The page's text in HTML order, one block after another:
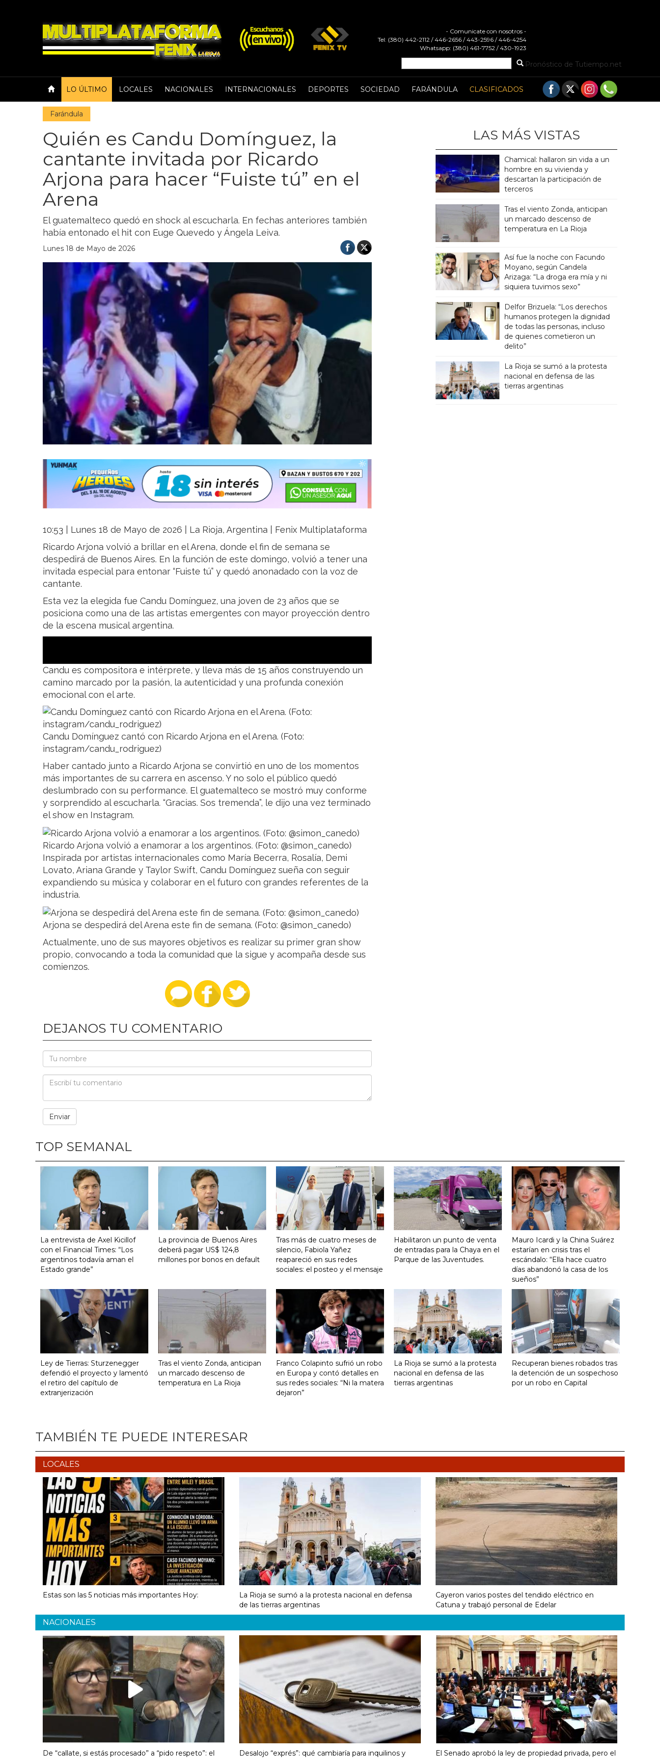
- Comunicate con nosotros -
Tel: (380) 442-2112 / 446-2656 / 443-2596 / 446-4254
Whatsapp: (380) 461-7752 / 430-1923
Pronóstico de Tutiempo.net
LO ÚLTIMO LOCALES NACIONALES INTERNACIONALES DEPORTES SOCIEDAD FARÁNDULA CLASIFICADOS
Farándula
Quién es Candu Domínguez, la
cantante invitada por Ricardo
Arjona para hacer “Fuiste tú” en el
Arena
El guatemalteco quedó en shock al escucharla. En fechas anteriores también
había entonado el hit con Euge Quevedo y Ángela Leiva.
Lunes 18 de Mayo de 2026
10:53 | Lunes 18 de Mayo de 2026 | La Rioja, Argentina | Fenix Multiplataforma
Ricardo Arjona volvió a brillar en el Arena, donde el fin de semana se
despedirá de Buenos Aires. En la función de este domingo, volvió a tener una
invitada especial para entonar “Fuiste tú” y quedó anonadado con la voz de
cantante.
Esta vez la elegida fue Candu Domínguez, una joven de 23 años que se
posiciona como una de las artistas emergentes con mayor proyección dentro
de la escena musical argentina.
Candu es compositora e intérprete, y lleva más de 15 años construyendo un
camino marcado por la pasión, la autenticidad y una profunda conexión
emocional con el arte.
Candu Domínguez cantó con Ricardo Arjona en el Arena. (Foto:
instagram/candu_rodriguez)
Haber cantado junto a Ricardo Arjona se convirtió en uno de los momentos
más importantes de su carrera en ascenso. Y no solo el público quedó
deslumbrado con su performance. El guatemalteco se mostró muy conforme
y sorprendido al escucharla. “Gracias. Sos tremenda”, le dijo una vez terminado
el show en Instagram.
Ricardo Arjona volvió a enamorar a los argentinos. (Foto: @simon_canedo)
Inspirada por artistas internacionales como María Becerra, Rosalía, Demi
Lovato, Ariana Grande y Taylor Swift, Candu Domínguez sueña con seguir
expandiendo su música y colaborar en el futuro con grandes referentes de la
industria.
Arjona se despedirá del Arena este fin de semana. (Foto: @simon_canedo)
Actualmente, uno de sus mayores objetivos es realizar su primer gran show
propio, convocando a toda la comunidad que la sigue y acompaña desde sus
comienzos.
DEJANOS TU COMENTARIO
LAS MÁS VISTAS
Chamical: hallaron sin vida a un
hombre en su vivienda y
descartan la participación de
terceros
Tras el viento Zonda, anticipan
un marcado descenso de
temperatura en La Rioja
Así fue la noche con Facundo
Moyano, según Candela
Arizaga: “La droga era mía y ni
siquiera tuvimos sexo”
Delfor Brizuela: “Los derechos
humanos protegen la dignidad
de todas las personas, incluso
de quienes cometieron un
delito”
La Rioja se sumó a la protesta
nacional en defensa de las
tierras argentinas
TOP SEMANAL
La entrevista de Axel Kicillof
con el Financial Times: “Los
argentinos todavía aman el
Estado grande”
La provincia de Buenos Aires
deberá pagar US$ 124,8
millones por bonos en default
Tras más de cuatro meses de
silencio, Fabiola Yañez
reapareció en sus redes
sociales: el posteo y el mensaje
Habilitaron un punto de venta
de entradas para la Chaya en el
Parque de las Juventudes.
Mauro Icardi y la China Suárez
estarían en crisis tras el
escándalo: “Ella hace cuatro
días abandonó la casa de los
sueños”
Ley de Tierras: Sturzenegger
defendió el proyecto y lamentó
el retiro del capítulo de
extranjerización
Tras el viento Zonda, anticipan
un marcado descenso de
temperatura en La Rioja
Franco Colapinto sufrió un robo
en Europa y contó detalles en
sus redes sociales: “Ni la matera
dejaron”
La Rioja se sumó a la protesta
nacional en defensa de las
tierras argentinas
Recuperan bienes robados tras
la detención de un sospechoso
por un robo en Capital
TAMBIÉN TE PUEDE INTERESAR
LOCALES
Estas son las 5 noticias más importantes Hoy:
La Rioja se sumó a la protesta nacional en defensa
de las tierras argentinas
Cayeron varios postes del tendido eléctrico en
Catuna y trabajó personal de Edelar
NACIONALES
De “callate, si estás procesado” a “pido respeto”: el
Desalojo “exprés”: qué cambiaría para inquilinos y
El Senado aprobó la ley de propiedad privada, pero el